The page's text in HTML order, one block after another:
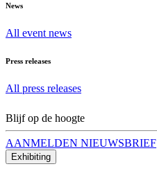
News
All event news
Press releases
All press releases
Blijf op de hoogte
AANMELDEN NIEUWSBRIEF
Exhibiting